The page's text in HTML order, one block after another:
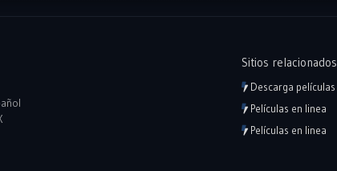
Sitios relacionados
Descarga películas
Películas en linea
Películas en linea